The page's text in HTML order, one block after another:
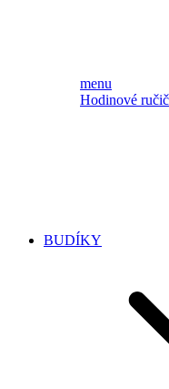
menu
Hodinové
BUDÍKY